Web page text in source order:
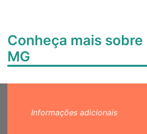
Conheça mais sobre
MG
Informações adicionais